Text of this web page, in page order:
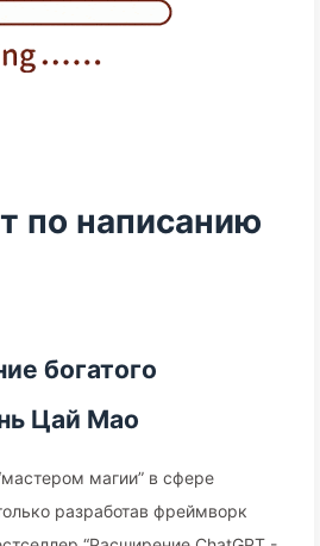
по написанию
богатого
Цай Мао
магии” в сфере
разработав фреймворк